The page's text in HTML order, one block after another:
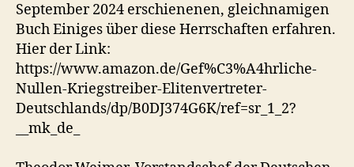
September 2024 erschienenen, gleichnamigen
Buch Einiges über diese Herrschaften erfahren.
Hier der Link:
https://www.amazon.de/Gef%C3%A4hrliche-
Nullen-Kriegstreiber-Elitenvertreter-
Deutschlands/dp/B0DJ374G6K/ref=sr_1_2?
__mk_de_